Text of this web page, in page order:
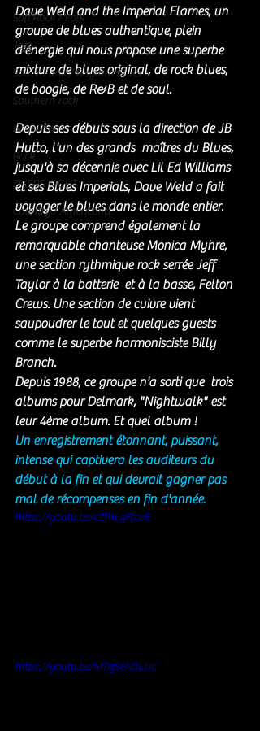
Soft Rock / Folk
Jazz
Soul / Funk / Rhythm Blues
Southern rock
Bons Plans
Rock
ZIKERS NIGHT
Country / Americana
Dave Weld and the Imperial Flames, un
groupe de blues authentique, plein
d'énergie qui nous propose une superbe
mixture de blues original, de rock blues,
de boogie, de R&B et de soul.
Depuis ses débuts sous la direction de JB
Hutto, l'un des grands  maîtres du Blues,
jusqu'à sa décennie avec Lil Ed Williams
et ses Blues Imperials, Dave Weld a fait
voyager le blues dans le monde entier.
Le groupe comprend également la
remarquable chanteuse Monica Myhre,
une section rythmique rock serrée Jeff
Taylor à la batterie  et à la basse, Felton
Crews. Une section de cuivre vient
saupoudrer le tout et quelques guests
comme le superbe harmonisciste Billy
Branch.
Depuis 1988, ce groupe n'a sorti que  trois
albums pour Delmark, "Nightwalk" est
leur 4ème album. Et quel album !
Un enregistrement étonnant, puissant,
intense qui captivera les auditeurs du
début à la fin et qui devrait gagner pas
mal de récompenses en fin d'année.
https://youtu.be/cZfhLqFfaeE
https://youtu.be/MRz5eN0LIJc